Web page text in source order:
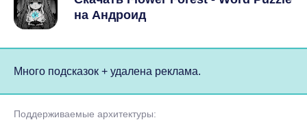
на Андроид
Много подсказок + удалена реклама.
Поддерживаемые архитектуры: